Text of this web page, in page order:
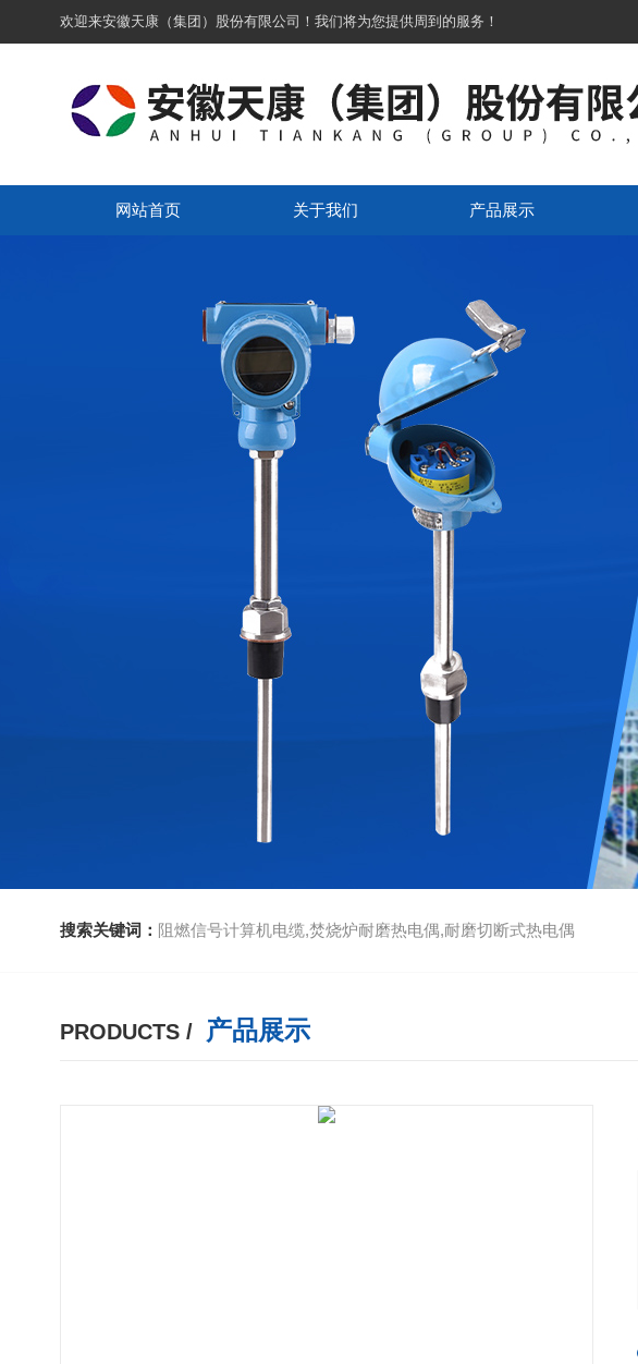
欢迎来安徽天康（集团）股份有限公司！我们将为您提供周到的服务！
网站首页 关于我们 产品展示
搜索关键词： 阻燃信号计算机电缆,焚烧炉耐磨热电偶,耐磨切断式热电偶
PRODUCTS / 产品展示